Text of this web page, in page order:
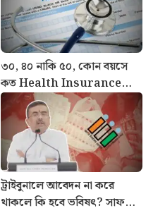
৩০, ৪০ নাকি ৫০, কোন বয়সে
কত Health Insurance
কভারেজ দরকার? জানালেন
বিশেষজ্ঞরা
ট্রাইবুনালে আবেদন না করে
থাকলে কি হবে ভবিষৎ? সাফ